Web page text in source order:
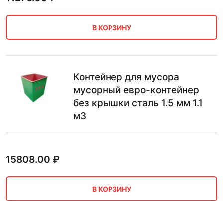
В КОРЗИНУ
Контейнер для мусора
мусорный евро-контейнер
без крышки сталь 1.5 мм 1.1
м3
15808.00 ₽
В КОРЗИНУ